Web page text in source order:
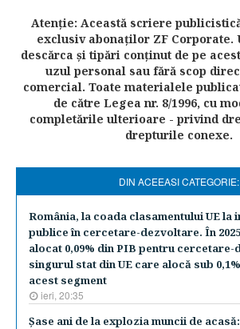
Atenţie: Această scriere
exclusiv abonaţilor ZF
descărca şi tipări conţinut de pe
uzul personal sau fără scop
comercial. Toate materialele
de către Legea nr. 8/1996, cu
completările ulterioare - privind
drepturile conexe.
DIN ACEEASI CATEGORIE:
România, la coada clasamentului UE la
publice în cercetare-dezvoltare. În
alocat 0,09% din PIB pentru
singurul stat din UE care alocă sub
acest segment
ieri, 20:35
Şase ani de la explozia muncii de